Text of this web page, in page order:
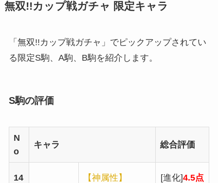
無双!!カップ戦ガチャ 限定キャラ
「無双!!カップ戦ガチャ」でピックアップされてい
る限定S駒、A駒、B駒を紹介します。
S駒の評価
N
o
キャラ 総合評価
14
【神属性】
[進化]4.5点